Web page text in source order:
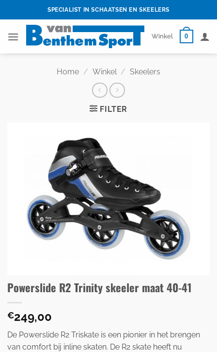
to
SPECIALIST IN SCHAATSEN EN SKEELERS
Winkel 0
Home / Winkel / Skeelers
FILTER
Powerslide R2 Trinity skeeler maat 40-41
€249,00
De Powerslide R2 Triskate is een pionier in het brengen
van comfort bij inline skaten. De R2 skate heeft nu